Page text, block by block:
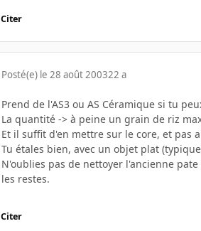
Citer
Posté(e) le 28 août 200322 a
Prend de l'AS3 ou AS Céramique si tu
La quantité -> à peine un grain de riz
Et il suffit d'en mettre sur le core, et pas
Tu étales bien, avec un objet plat
N'oublies pas de nettoyer l'ancienne
les restes.
Citer